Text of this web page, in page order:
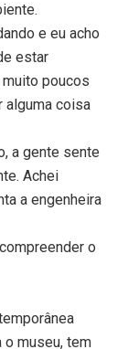
e eu acho
estar
poucos
coisa
a gente sente
Achei
a engenheira
o
o museu, tem